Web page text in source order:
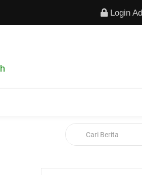
Login